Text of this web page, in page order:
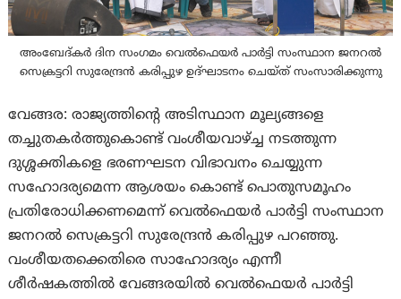
അംബേദ്കർ ദിന സംഗമം വെൽഫെയർ പാർട്ടി സംസ്ഥാന ജനറൽ
സെക്രട്ടറി സുരേന്ദ്രൻ കരിപ്പുഴ ഉദ്ഘാടനം ചെയ്ത് സംസാരിക്കുന്നു
വേങ്ങര: രാജ്യത്തിന്റെ അടിസ്ഥാന മൂല്യങ്ങളെ
തച്ചുതകർത്തുകൊണ്ട് വംശീയവാഴ്ച്ച നടത്തുന്ന
ദുശ്ശക്തികളെ ഭരണഘടന വിഭാവനം ചെയ്യുന്ന
സഹോദര്യമെന്ന ആശയം കൊണ്ട് പൊതുസമൂഹം
പ്രതിരോധിക്കണമെന്ന് വെൽഫെയർ പാർട്ടി സംസ്ഥാന
ജനറൽ സെക്രട്ടറി സുരേന്ദ്രൻ കരിപ്പുഴ പറഞ്ഞു.
വംശീയതക്കെതിരെ സാഹോദര്യം എന്നീ
ശീർഷകത്തിൽ വേങ്ങരയിൽ വെൽഫെയർ പാർട്ടി